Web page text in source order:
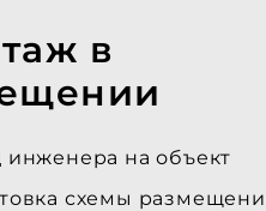
в
инженера на объект
схемы